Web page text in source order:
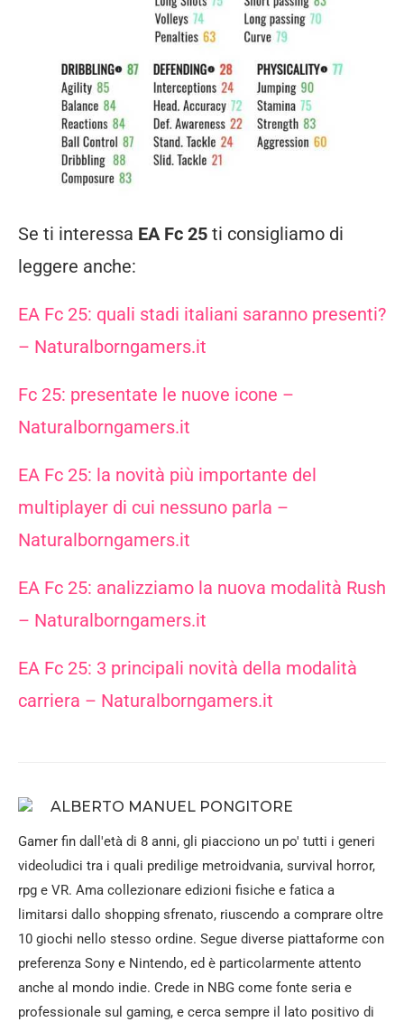
Se ti interessa EA Fc 25 ti consigliamo di
leggere anche:
EA Fc 25: quali stadi italiani saranno presenti?
– Naturalborngamers.it
Fc 25: presentate le nuove icone –
Naturalborngamers.it
EA Fc 25: la novità più importante del
multiplayer di cui nessuno parla –
Naturalborngamers.it
EA Fc 25: analizziamo la nuova modalità Rush
– Naturalborngamers.it
EA Fc 25: 3 principali novità della modalità
carriera – Naturalborngamers.it
ALBERTO MANUEL PONGITORE
Gamer fin dall'età di 8 anni, gli piacciono un po' tutti i generi
videoludici tra i quali predilige metroidvania, survival horror,
rpg e VR. Ama collezionare edizioni fisiche e fatica a
limitarsi dallo shopping sfrenato, riuscendo a comprare oltre
10 giochi nello stesso ordine. Segue diverse piattaforme con
preferenza Sony e Nintendo, ed è particolarmente attento
anche al mondo indie. Crede in NBG come fonte seria e
professionale sul gaming, e cerca sempre il lato positivo di